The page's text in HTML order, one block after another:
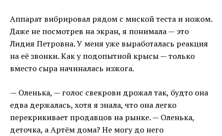
Аппарат вибрировал рядом с миской теста и ножом.
Даже не посмотрев на экран, я понимала — это
Лидия Петровна. У меня уже выработалась реакция
на её звонки. Как у подопытной крысы — только
вместо сыра начиналась изжога.
— Оленька, — голос свекрови дрожал так, будто она
едва держалась, хотя я знала, что она легко
перекрикивает продавцов на рынке. — Оленька,
деточка, а Артём дома? Не могу до него